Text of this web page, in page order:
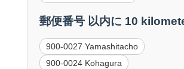
郵便番号 以内に 10
900-0027 Yamashitacho
900-0024 Kohagura